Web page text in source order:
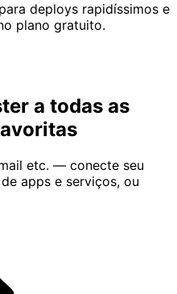
deploys rapidíssimos e
plano gratuito.
a todas as
etc. — conecte seu
apps e serviços, ou